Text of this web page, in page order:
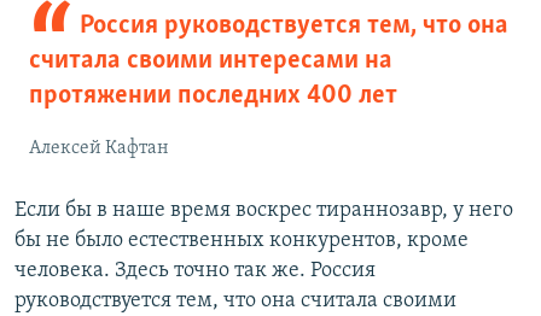
Россия руководствуется тем, что она
считала своими интересами на
протяжении последних 400 лет
Алексей Кафтан
Если бы в наше время воскрес тираннозавр, у него
бы не было естественных конкурентов, кроме
человека. Здесь точно так же. Россия
руководствуется тем, что она считала своими